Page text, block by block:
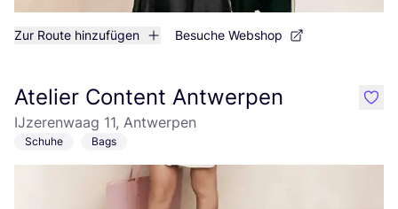
Zur Route hinzufügen Besuche Webshop
Atelier Content Antwerpen
IJzerenwaag 11, Antwerpen
Schuhe Bags
like